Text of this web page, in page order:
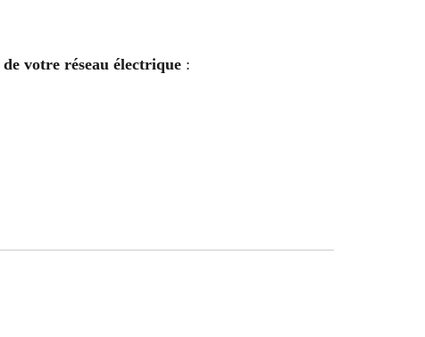
votre réseau électrique :